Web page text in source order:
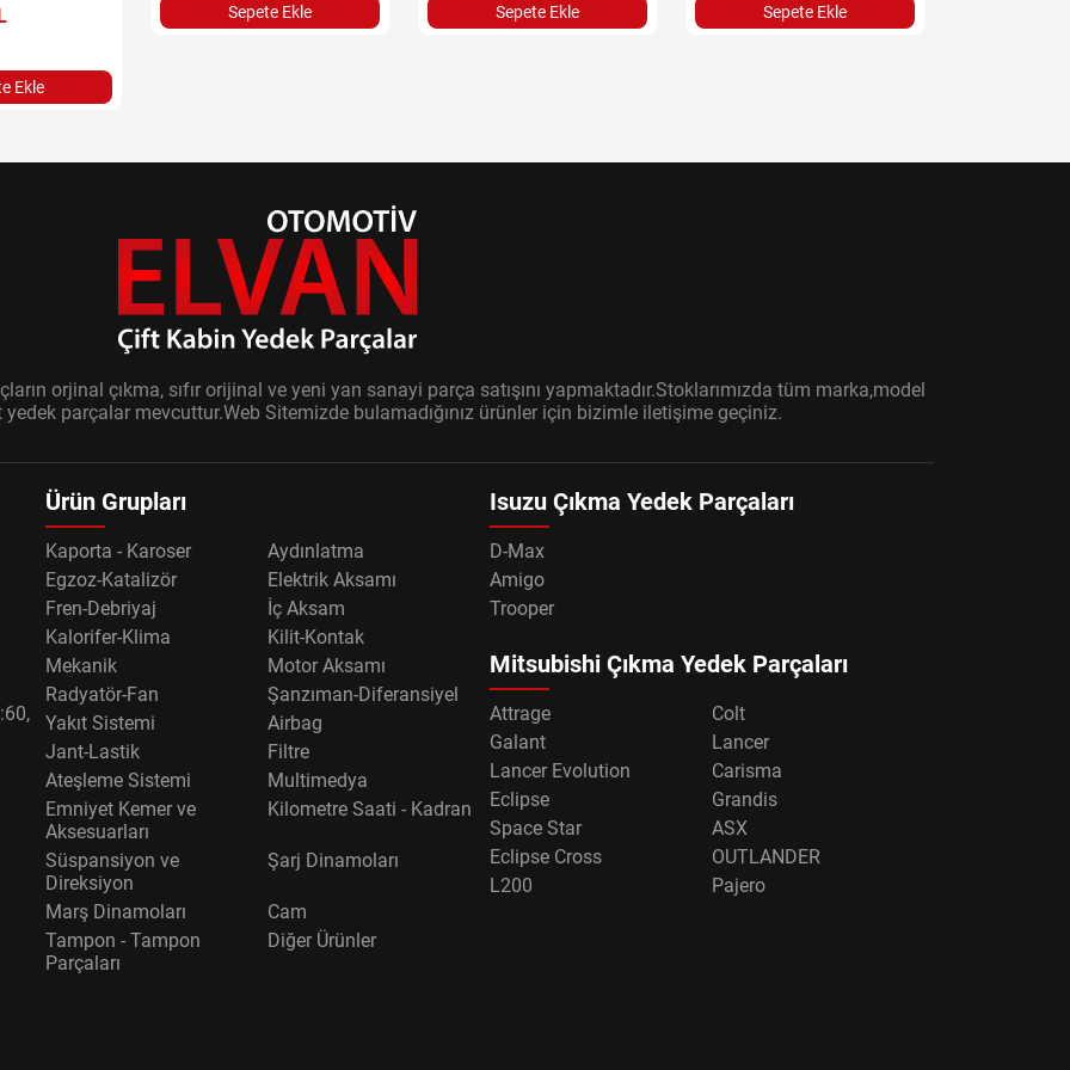
Ekle
Sepete Ekle Sepete Ekle Sepete Ekle
orjinal çıkma, sıfır orijinal ve yeni yan sanayi parça satışını yapmaktadır.Stoklarımızda tüm marka,model
parçalar mevcuttur.Web Sitemizde bulamadığınız ürünler için bizimle iletişime geçiniz.
Ürün Grupları
Kaporta - Karoser
Aydınlatma
Egzoz-Katalizör
Elektrik Aksamı
Fren-Debriyaj
İç Aksam
Kalorifer-Klima
Kilit-Kontak
Mekanik
Motor Aksamı
Radyatör-Fan
Şanzıman-Diferansiyel
Yakıt Sistemi
Airbag
Jant-Lastik
Filtre
Ateşleme Sistemi
Multimedya
Emniyet Kemer ve
Aksesuarları
Kilometre Saati - Kadran
Süspansiyon ve
Direksiyon
Şarj Dinamoları
Marş Dinamoları
Cam
Tampon - Tampon
Parçaları
Diğer Ürünler
Isuzu Çıkma Yedek Parçaları
D-Max
Amigo
Trooper
Mitsubishi Çıkma Yedek Parçaları
Attrage
Colt
Galant
Lancer
Lancer Evolution
Carisma
Eclipse
Grandis
Space Star
ASX
Eclipse Cross
OUTLANDER
L200
Pajero